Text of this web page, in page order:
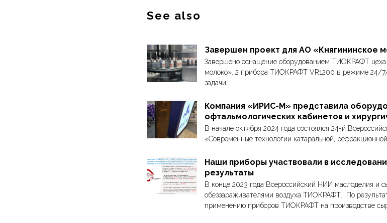
See also
Завершен проект для АО «Княгининское
Завершено оснащение оборудованием ТИОКРАФТ
молоко». 2 прибора ТИОКРАФТ VR1200 в режиме 24/
задачи.
Компания «ИРИС-М» представила
офтальмологических кабинетов и
В начале октября 2024 года состоялся 24-й
«Современные технологии катаральной,
Наши приборы участвовали в
результаты
В конце 2023 года Всероссийский НИИ маслоделия и
обеззараживателями воздуха ТИОКРАФТ. По
применению приборов ТИОКРАФТ на производстве